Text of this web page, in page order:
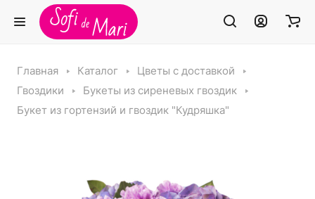
Главная Каталог
Цветы с доставкой
Гвоздики
Букеты из сиреневых гвоздик
Букет из гортензий и гвоздик "Кудряшка"